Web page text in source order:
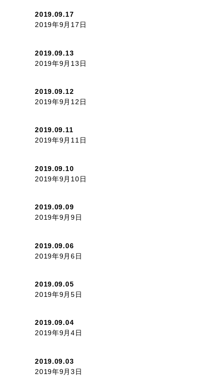
2019.09.17
2019年9月17日
2019.09.13
2019年9月13日
2019.09.12
2019年9月12日
2019.09.11
2019年9月11日
2019.09.10
2019年9月10日
2019.09.09
2019年9月9日
2019.09.06
2019年9月6日
2019.09.05
2019年9月5日
2019.09.04
2019年9月4日
2019.09.03
2019年9月3日